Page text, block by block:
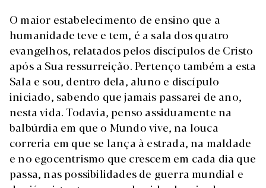
O maior estabelecimento de ensino que a
humanidade teve e tem, é a sala dos quatro
evangelhos, relatados pelos discípulos de Cristo
após a Sua ressurreição. Pertenço também a esta
Sala e sou, dentro dela, aluno e discípulo
iniciado, sabendo que jamais passarei de ano,
nesta vida. Todavia, penso assiduamente na
balbúrdia em que o Mundo vive, na louca
correria em que se lança à estrada, na maldade
e no egocentrismo que crescem em cada dia que
passa, nas possibilidades de guerra mundial e